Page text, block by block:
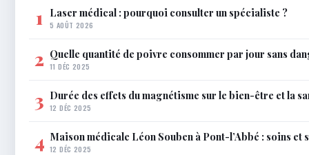
1 Laser médical : pourquoi consulter un spécialiste ?
5 AOÛT 2026
2 Quelle quantité de poivre consommer par jour sans
11 DÉC 2025
3 Durée des effets du magnétisme sur le bien-être et la
12 DÉC 2025
4 Maison médicale Léon Souben à Pont-l’Abbé : soins et
12 DÉC 2025